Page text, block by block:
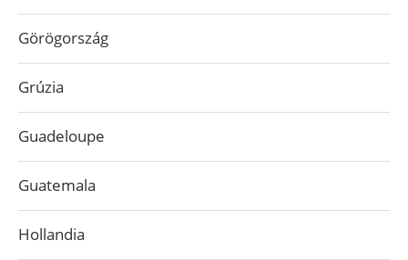
Görögország
Grúzia
Guadeloupe
Guatemala
Hollandia